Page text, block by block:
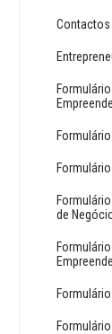
Contactos
de